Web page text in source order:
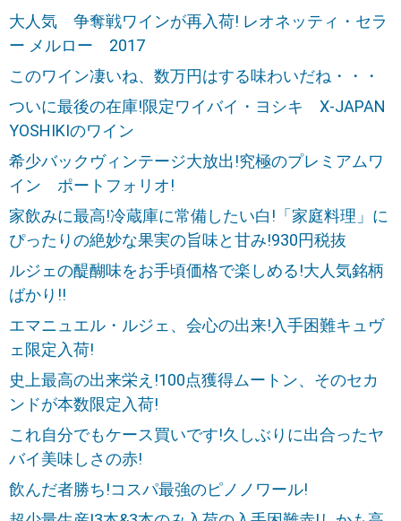
大人気 争奪戦ワインが再入荷! レオネッティ・セラ
ー メルロー 2017
このワイン凄いね、数万円はする味わいだね・・・
ついに最後の在庫!限定ワイバイ・ヨシキ X-JAPAN
YOSHIKIのワイン
希少バックヴィンテージ大放出!究極のプレミアムワ
イン ポートフォリオ!
家飲みに最高!冷蔵庫に常備したい白!「家庭料理」に
ぴったりの絶妙な果実の旨味と甘み!930円税抜
ルジェの醍醐味をお手頃価格で楽しめる!大人気銘柄
ばかり!!
エマニュエル・ルジェ、会心の出来!入手困難キュヴ
ェ限定入荷!
史上最高の出来栄え!100点獲得ムートン、そのセカ
ンドが本数限定入荷!
これ自分でもケース買いです!久しぶりに出合ったヤ
バイ美味しさの赤!
飲んだ者勝ち!コスパ最強のピノノワール!